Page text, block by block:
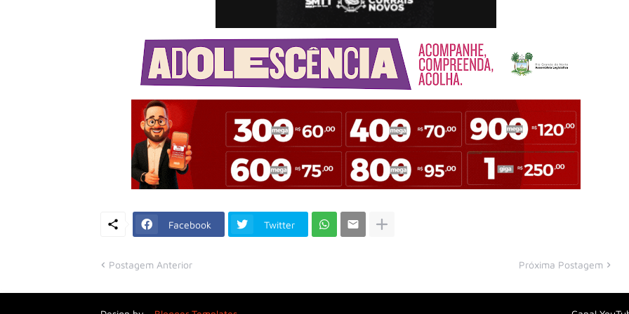
Facebook Twitter
Postagem Anterior Próxima Postagem